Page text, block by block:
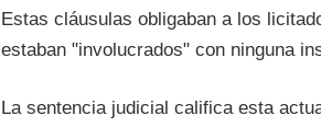
Estas cláusulas obligaban a los
estaban "involucrados" con ninguna
La sentencia judicial califica esta